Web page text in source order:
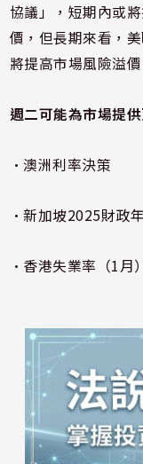
協議」，短期內或
價，但長期來看，
將提高市場風險溢
週二可能為市場提
•澳洲利率決策
•新加坡2025財政
•香港失業率（1月）